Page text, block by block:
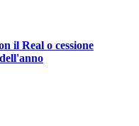
il Real o cessione